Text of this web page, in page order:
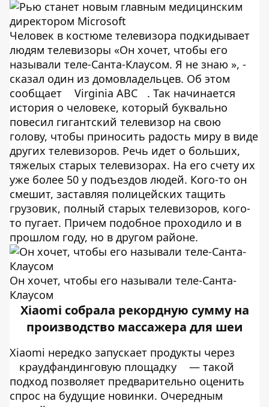
Человек в костюме телевизора подкидывает
людям телевизоры «Он хочет, чтобы его
называли теле-Санта-Клаусом. Я не знаю », -
сказал один из домовладельцев. Об этом
сообщает
Virginia ABC
. Так начинается
история о человеке, который буквально
повесил гигантский телевизор на свою
голову, чтобы приносить радость миру в виде
других телевизоров. Речь идет о больших,
тяжелых старых телевизорах. На его счету их
уже более 50 у подъездов людей. Кого-то он
смешит, заставляя полицейских тащить
грузовик, полный старых телевизоров, кого-
то пугает. Причем подобное проходило и в
прошлом году, но в другом районе.
Он хочет, чтобы его называли теле-Санта-
Клаусом
Xiaomi собрала рекордную сумму на
производство массажера для шеи
Xiaomi нередко запускает продукты через
краудфандинговую площадку
— такой
подход позволяет предварительно оценить
спрос на будущие новинки. Очередным